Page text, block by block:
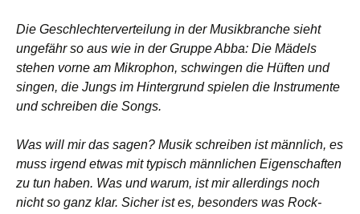
Die Geschlechterverteilung in der Musikbranche sieht
ungefähr so aus wie in der Gruppe Abba: Die Mädels
stehen vorne am Mikrophon, schwingen die Hüften und
singen, die Jungs im Hintergrund spielen die Instrumente
und schreiben die Songs.
Was will mir das sagen? Musik schreiben ist männlich, es
muss irgend etwas mit typisch männlichen Eigenschaften
zu tun haben. Was und warum, ist mir allerdings noch
nicht so ganz klar. Sicher ist es, besonders was Rock-